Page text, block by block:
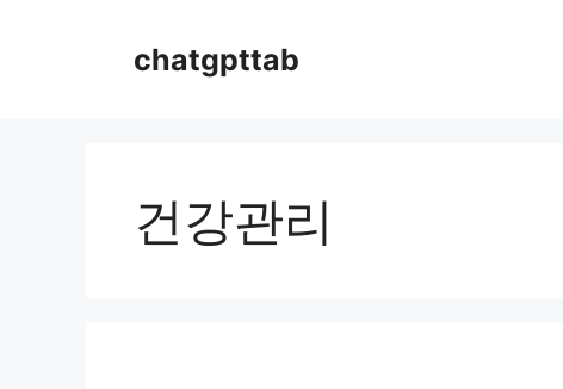
chatgpttab
건강관리